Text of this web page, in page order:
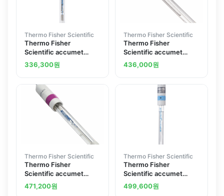
Thermo Fisher Scientific
Thermo Fisher
Scientific accumet
Glass Body Ag AgCl
Reference Electrodes -
336,300원
Thermo Fisher Scientific
Thermo Fisher
Scientific accumet
Liquid-Filled pH ATC
Epoxy Body
- Mercury-Free
436,000원
Thermo Fisher Scientific
Thermo Fisher
Scientific accumet
Liquid-Filled Mercury-
Free pH ATC Epoxy
471,200원
Thermo Fisher Scientific
Thermo Fisher
Scientific accumet
Glass Body Standard
Size Combination
499,600원